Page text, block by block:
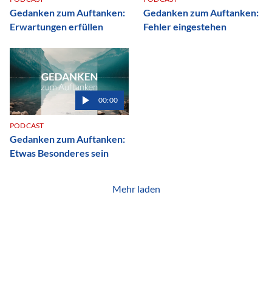
Gedanken zum Auftanken:
Erwartungen erfüllen
Gedanken zum Auftanken:
Fehler eingestehen
00:00
PODCAST
Gedanken zum Auftanken:
Etwas Besonderes sein
Mehr laden